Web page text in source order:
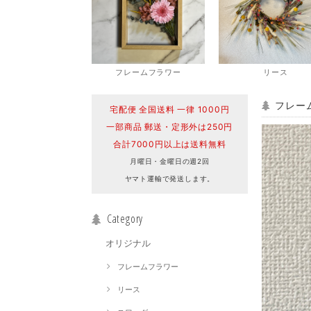
フレームフラワー リース
宅配便 全国送料 一律 1000円
一部商品 郵送・定形外は250円
合計7000円以上は送料無料
月曜日・金曜日の週2回
ヤマト運輸で発送します。
Category
オリジナル
フレームフラワー
リース
フレー